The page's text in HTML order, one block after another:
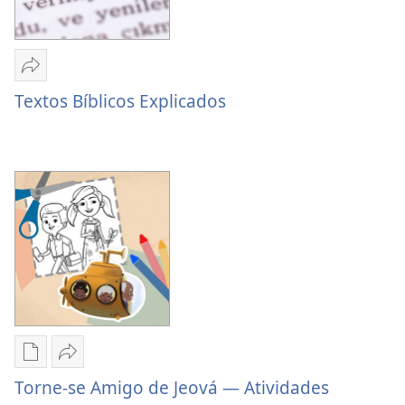
Compartilhar
Textos
Textos Bíblicos Explicados
Opções
de
Compartilhar
Torne-
Torne-se Amigo de Jeová — Atividades